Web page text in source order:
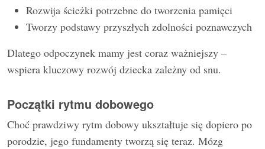
Rozwija ścieżki potrzebne do tworzenia pamięci
Tworzy podstawy przyszłych zdolności poznawczych
Dlatego odpoczynek mamy jest coraz ważniejszy –
wspiera kluczowy rozwój dziecka zależny od snu.
Początki rytmu dobowego
Choć prawdziwy rytm dobowy ukształtuje się dopiero po
porodzie, jego fundamenty tworzą się teraz. Mózg